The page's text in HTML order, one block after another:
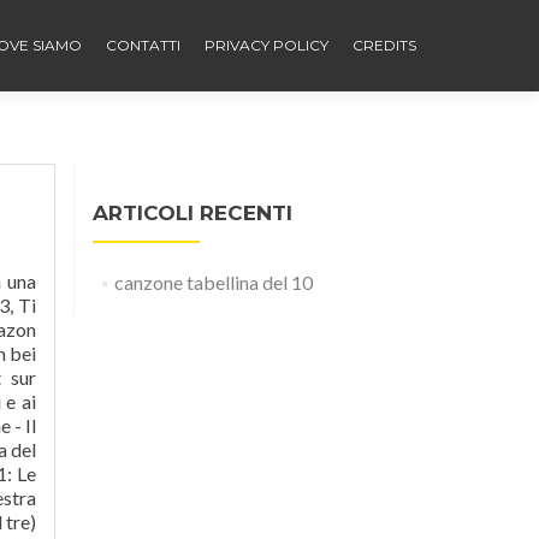
SIAMO CONTATTI PRIVACY POLICY CREDITS
die Übersetzung für 'tabellina' in LEOs Italienisch ⇔ Deutsch Wörterbuch. 2 (Canzoni per bambini per imparare le tabelline) More by Le mele canterine. ciao bambini sono la maestra martina, come state? disegna forme geometriche. Entdecken Sie Le tabelline canterine, vol. Coccodrillo rock - La tabellina del 3. Download and Play Offline
ARTICOLI RECENTI
canzone tabellina del 10